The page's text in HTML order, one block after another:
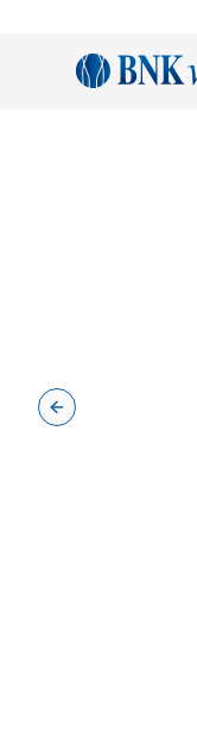
BNKWines.bg
Previous slide